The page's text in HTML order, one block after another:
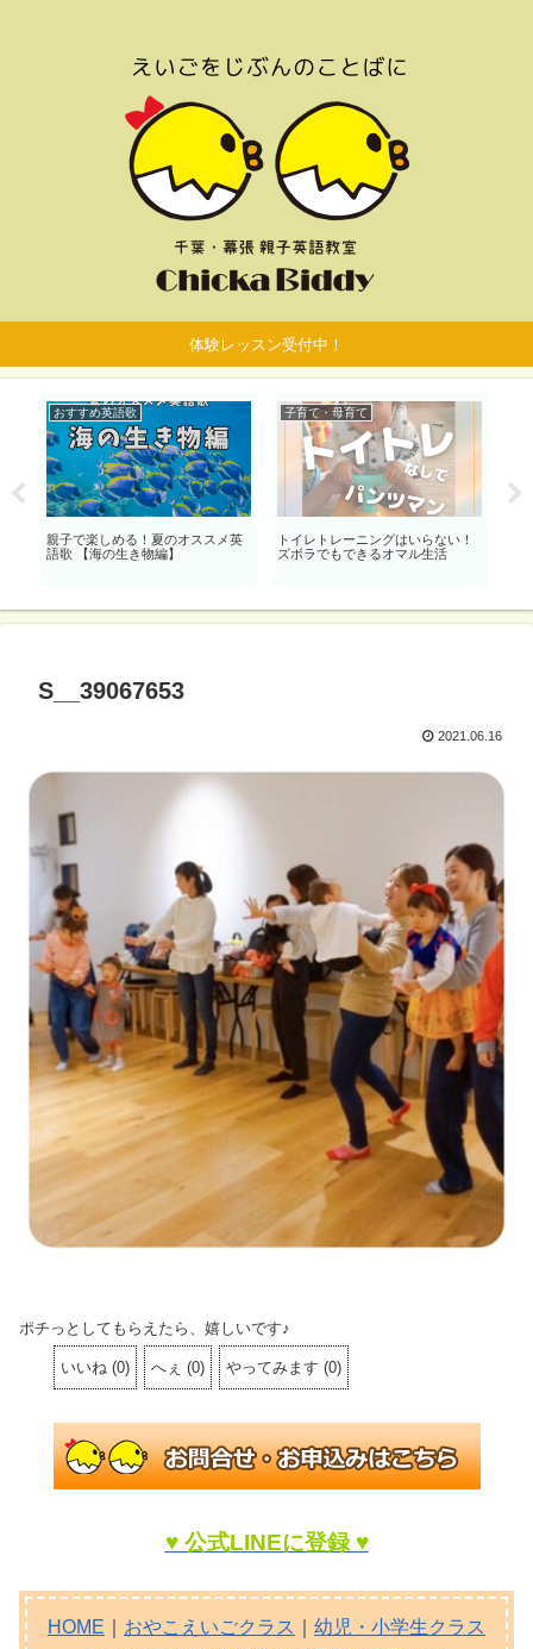
体験レッスン受付中！
おすすめ英語歌
親子で楽しめる！夏のオススメ英
語歌 【海の生き物編】
子育て・母育て
トイレトレーニングはいらない！
ズボラでもできるオマル生活
S__39067653
2021.06.16
ポチっとしてもらえたら、嬉しいです♪
いいね (0) へぇ (0) やってみます (0)
♥ 公式LINEに登録 ♥
HOME おやこえいごクラス
幼児・小学生クラス